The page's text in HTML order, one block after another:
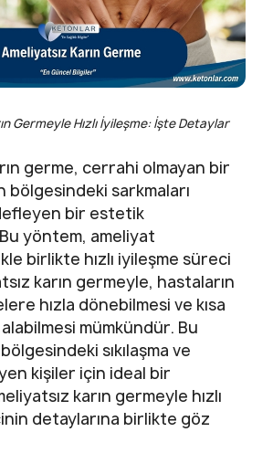
Germeyle Hızlı İyileşme: İşte Detaylar
germe, cerrahi olmayan bir
bölgesindeki sarkmaları
bir estetik
yöntem, ameliyat
birlikte hızlı iyileşme süreci
karın germeyle, hastaların
hızla dönebilmesi ve kısa
mümkündür. Bu
sıkılaşma ve
kişiler için ideal bir
karın germeyle hızlı
detaylarına birlikte göz